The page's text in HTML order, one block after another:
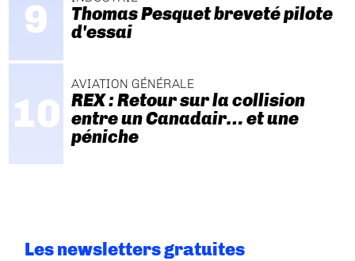
Thomas Pesquet breveté pilote
d'essai
AVIATION GÉNÉRALE
REX : Retour sur la collision
entre un Canadair… et une
péniche
Les newsletters gratuites